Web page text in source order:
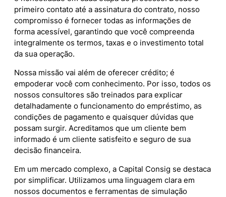
primeiro contato até a assinatura do contrato, nosso
compromisso é fornecer todas as informações de
forma acessível, garantindo que você compreenda
integralmente os termos, taxas e o investimento total
da sua operação.
Nossa missão vai além de oferecer crédito; é
empoderar você com conhecimento. Por isso, todos os
nossos consultores são treinados para explicar
detalhadamente o funcionamento do empréstimo, as
condições de pagamento e quaisquer dúvidas que
possam surgir. Acreditamos que um cliente bem
informado é um cliente satisfeito e seguro de sua
decisão financeira.
Em um mercado complexo, a Capital Consig se destaca
por simplificar. Utilizamos uma linguagem clara em
nossos documentos e ferramentas de simulação